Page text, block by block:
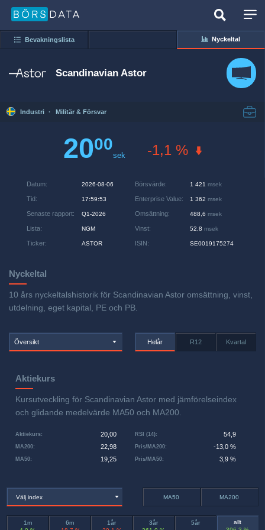
Bevakningslista Nyckeltal
Scandinavian Astor
Industri · Militär & Försvar
2000
sek -1,1 %
Datum: 2026-08-06
Tid: 17:59:53
Senaste rapport: Q1-2026
Lista: NGM
Ticker: ASTOR
Börsvärde: 1 421 msek
Enterprise Value: 1 362 msek
Omsättning: 488,6 msek
Vinst: 52,8 msek
ISIN: SE0019175274
Nyckeltal
10 års nyckeltalshistorik för Scandinavian Astor omsättning, vinst,
utdelning, eget kapital, PE och PB.
Översikt Helår R12 Kvartal
Aktiekurs
Kursutveckling för Scandinavian Astor med jämförelseindex
och glidande medelvärde MA50 och MA200.
Aktiekurs: 20,00
MA50: 19,25
MA200: 22,98 Pris/MA200: -13,0 %
RSI (14): 54,9
Pris/MA50: 3,9 %
Välj index MA50 MA200
1m
6m
1år
3år
5år
allt